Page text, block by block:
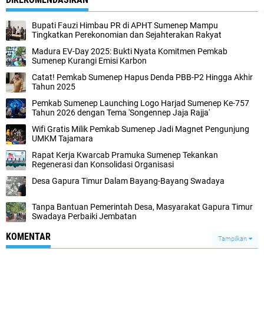
Bupati Fauzi Himbau PR di APHT Sumenep Mampu
Tingkatkan Perekonomian dan Sejahterakan Rakyat
Madura EV-Day 2025: Bukti Nyata Komitmen Pemkab
Sumenep Kurangi Emisi Karbon
Catat! Pemkab Sumenep Hapus Denda PBB-P2 Hingga Akhir
Tahun 2025
Pemkab Sumenep Launching Logo Harjad Sumenep Ke-757
Tahun 2026 dengan Tema 'Songennep Jaja Rajja'
Wifi Gratis Milik Pemkab Sumenep Jadi Magnet Pengunjung
UMKM Tajamara
Rapat Kerja Kwarcab Pramuka Sumenep Tekankan
Regenerasi dan Konsolidasi Organisasi
Desa Gapura Timur Dalam Bayang-Bayang Swadaya
Tanpa Bantuan Pemerintah Desa, Masyarakat Gapura Timur
Swadaya Perbaiki Jembatan
KOMENTAR Tampilkan